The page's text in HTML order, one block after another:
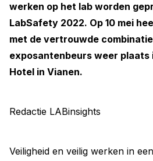
werken op het lab worden
LabSafety 2022. Op 10 mei
met de vertrouwde
exposantenbeurs weer plaats
Hotel in Vianen.
Redactie LABinsights
Veiligheid en veilig werken in